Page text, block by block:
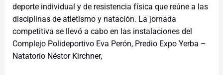
deporte individual y de resistencia física que reúne a las
disciplinas de atletismo y natación. La jornada
competitiva se llevó a cabo en las instalaciones del
Complejo Polideportivo Eva Perón, Predio Expo Yerba –
Natatorio Néstor Kirchner,